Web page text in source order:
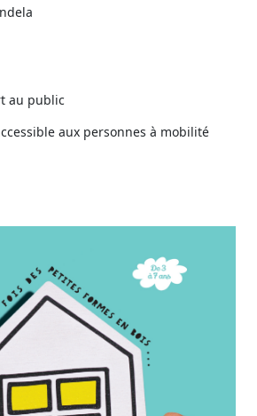
au public
aux personnes à mobilité